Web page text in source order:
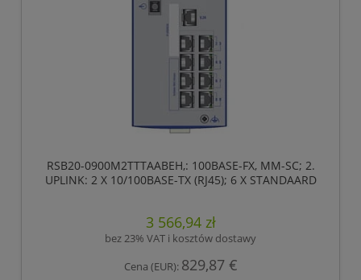
RSB20-0900M2TTTAABEH,: 100BASE-FX, MM-SC; 2.
UPLINK: 2 X 10/100BASE-TX (RJ45); 6 X STANDAARD
3 566,94 zł
bez 23% VAT i kosztów dostawy
Cena (EUR): 829,87 €